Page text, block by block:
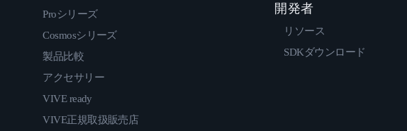
Proシリーズ
Cosmosシリーズ
製品比較
アクセサリー
VIVE ready
VIVE正規取扱販売店
開発者
リソース
SDKダウンロード